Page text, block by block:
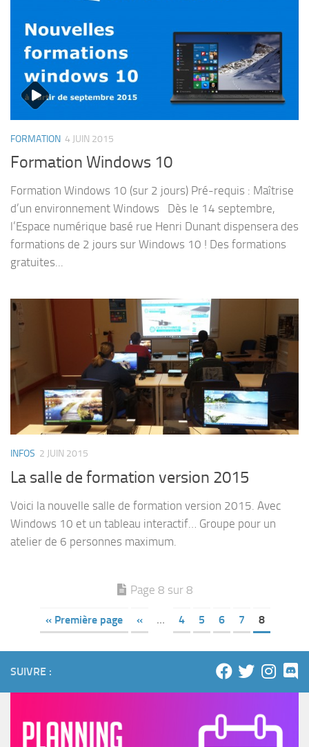
FORMATION 4 JUIN 2015
Formation Windows 10
Formation Windows 10 (sur 2 jours) Pré-requis : Maîtrise
d’un environnement Windows Dès le 14 septembre,
l’Espace numérique basé rue Henri Dunant dispensera des
formations de 2 jours sur Windows 10 ! Des formations
gratuites...
INFOS 2 JUIN 2015
La salle de formation version 2015
Voici la nouvelle salle de formation version 2015. Avec
Windows 10 et un tableau interactif… Groupe pour un
atelier de 6 personnes maximum.
Page 8 sur 8
« Première page « … 4 5 6 7 8
SUIVRE :